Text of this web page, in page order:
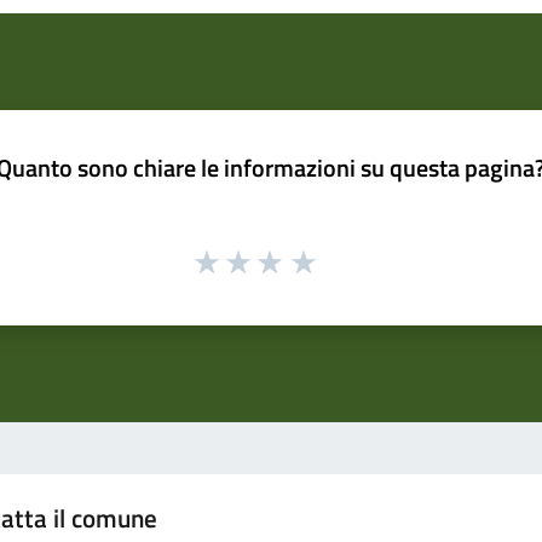
sono chiare le informazioni su questa
il comune